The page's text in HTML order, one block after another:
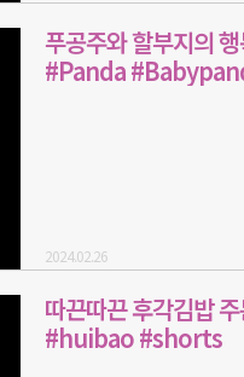
푸공주와 할부지의
#Panda
2024.02.26
따끈따끈 후각김밥
#huibao #shorts